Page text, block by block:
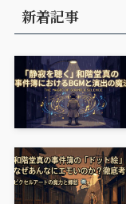
新着記事